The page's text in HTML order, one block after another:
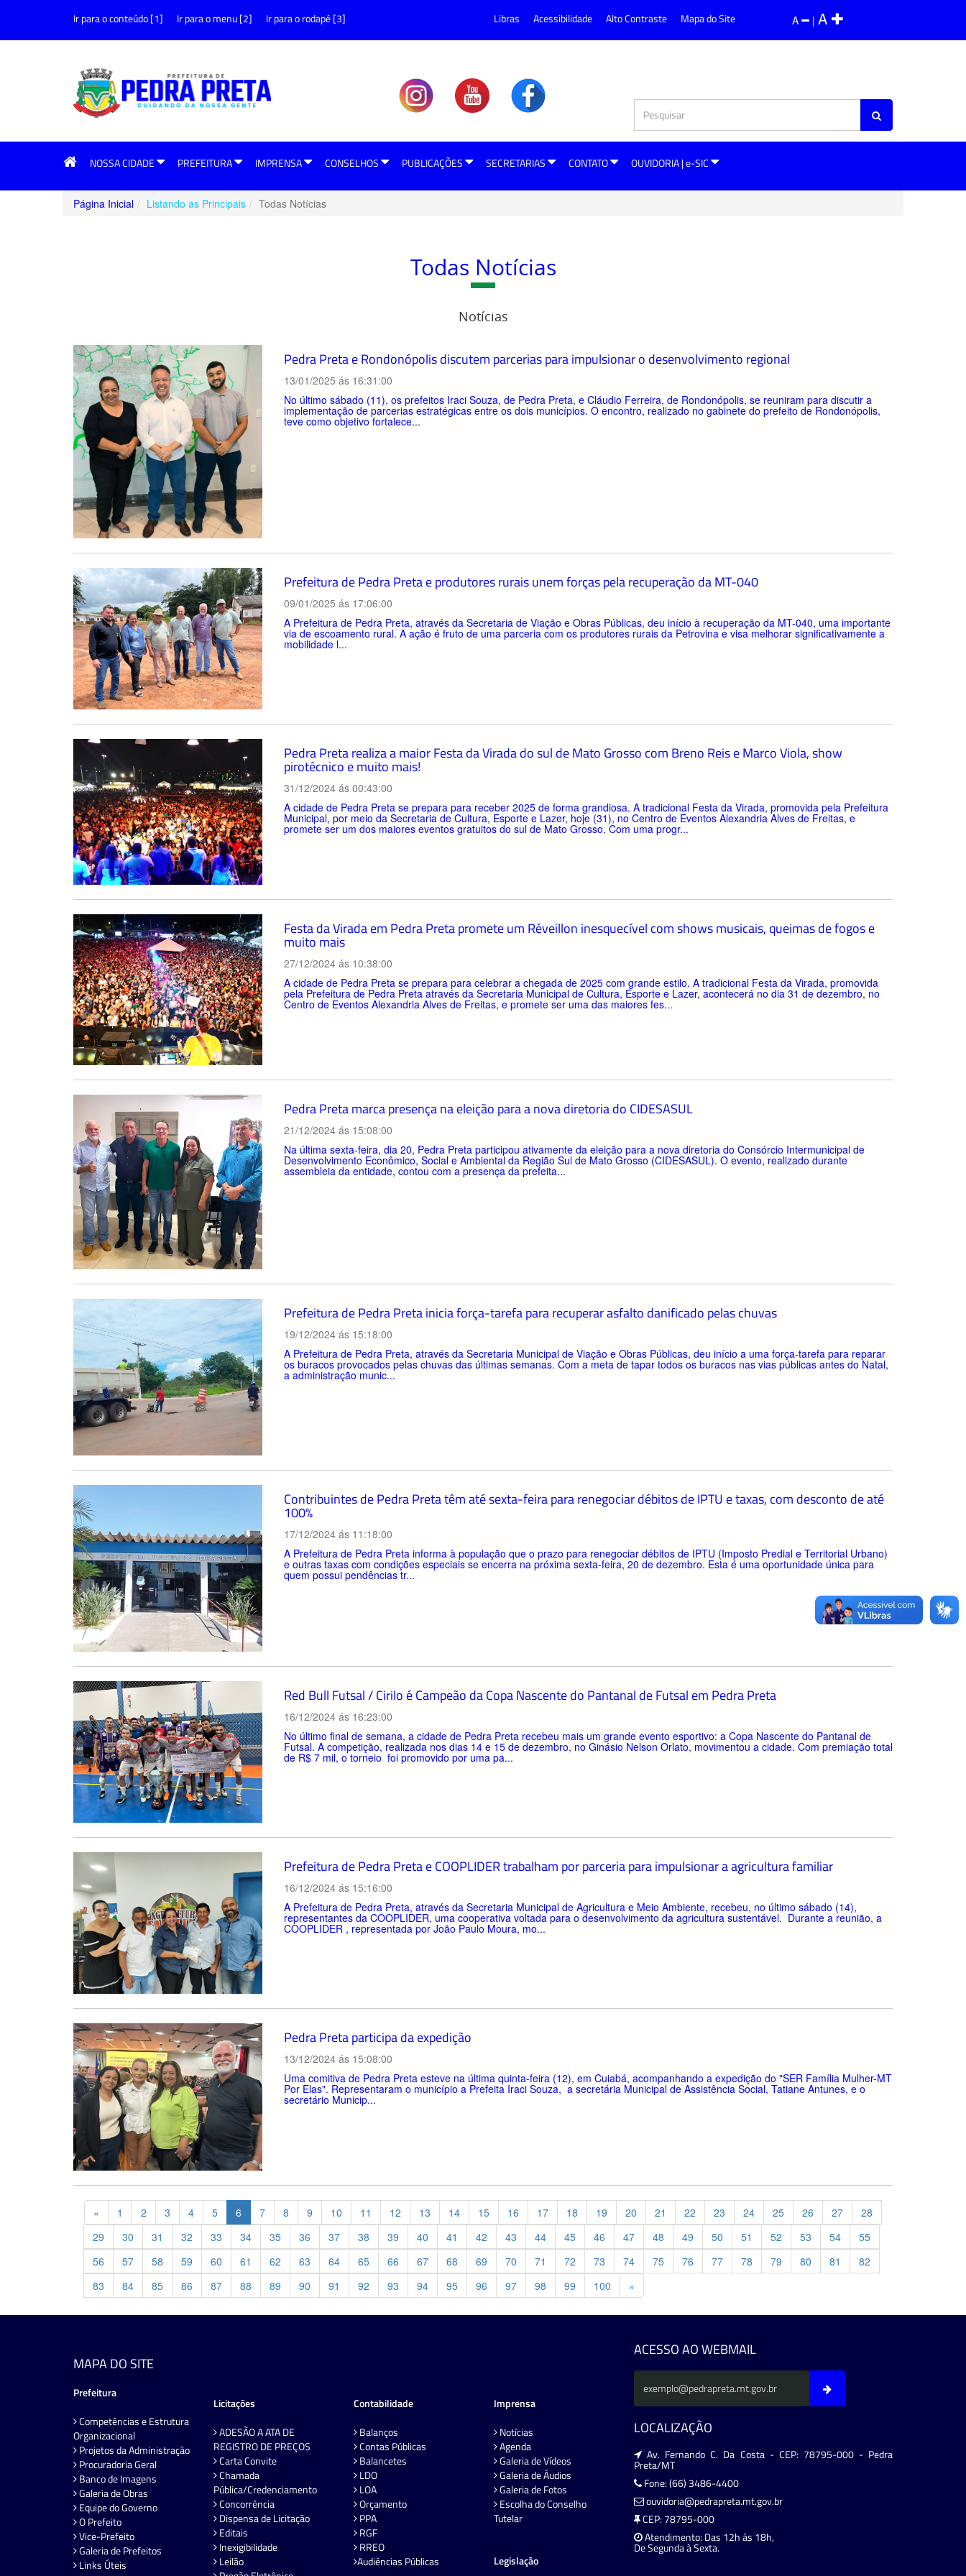
Ir para o conteúdo [1] Ir para o menu [2] Ir para o rodapé [3] A | A
Libras Acessibilidade Alto Contraste Mapa do Site
NOSSA CIDADE PREFEITURA IMPRENSA CONSELHOS PUBLICAÇÕES SECRETARIAS CONTATO OUVIDORIA | e-SIC
Página Inicial Listando as Principais Todas Notícias
Todas Notícias
Notícias
Pedra Preta e Rondonópolis discutem parcerias para impulsionar o desenvolvimento regional
13/01/2025 ás 16:31:00
No último sábado (11), os prefeitos Iraci Souza, de Pedra Preta, e Cláudio Ferreira, de Rondonópolis, se reuniram para discutir a
implementação de parcerias estratégicas entre os dois municípios. O encontro, realizado no gabinete do prefeito de Rondonópolis,
teve como objetivo fortalece...
Prefeitura de Pedra Preta e produtores rurais unem forças pela recuperação da MT-040
09/01/2025 ás 17:06:00
A Prefeitura de Pedra Preta, através da Secretaria de Viação e Obras Públicas, deu início à recuperação da MT-040, uma importante
via de escoamento rural. A ação é fruto de uma parceria com os produtores rurais da Petrovina e visa melhorar significativamente a
mobilidade l...
Pedra Preta realiza a maior Festa da Virada do sul de Mato Grosso com Breno Reis e Marco Viola, show
pirotécnico e muito mais!
31/12/2024 ás 00:43:00
A cidade de Pedra Preta se prepara para receber 2025 de forma grandiosa. A tradicional Festa da Virada, promovida pela Prefeitura
Municipal, por meio da Secretaria de Cultura, Esporte e Lazer, hoje (31), no Centro de Eventos Alexandria Alves de Freitas, e
promete ser um dos maiores eventos gratuitos do sul de Mato Grosso. Com uma progr...
Festa da Virada em Pedra Preta promete um Réveillon inesquecível com shows musicais, queimas de fogos e
muito mais
27/12/2024 ás 10:38:00
A cidade de Pedra Preta se prepara para celebrar a chegada de 2025 com grande estilo. A tradicional Festa da Virada, promovida
pela Prefeitura de Pedra Preta através da Secretaria Municipal de Cultura, Esporte e Lazer, acontecerá no dia 31 de dezembro, no
Centro de Eventos Alexandria Alves de Freitas, e promete ser uma das maiores fes...
Pedra Preta marca presença na eleição para a nova diretoria do CIDESASUL
21/12/2024 ás 15:08:00
Na última sexta-feira, dia 20, Pedra Preta participou ativamente da eleição para a nova diretoria do Consórcio Intermunicipal de
Desenvolvimento Econômico, Social e Ambiental da Região Sul de Mato Grosso (CIDESASUL). O evento, realizado durante
assembleia da entidade, contou com a presença da prefeita...
Prefeitura de Pedra Preta inicia força-tarefa para recuperar asfalto danificado pelas chuvas
19/12/2024 ás 15:18:00
A Prefeitura de Pedra Preta, através da Secretaria Municipal de Viação e Obras Públicas, deu início a uma força-tarefa para reparar
os buracos provocados pelas chuvas das últimas semanas. Com a meta de tapar todos os buracos nas vias públicas antes do Natal,
a administração munic...
Contribuintes de Pedra Preta têm até sexta-feira para renegociar débitos de IPTU e taxas, com desconto de até
100%
17/12/2024 ás 11:18:00
A Prefeitura de Pedra Preta informa à população que o prazo para renegociar débitos de IPTU (Imposto Predial e Territorial Urbano)
e outras taxas com condições especiais se encerra na próxima sexta-feira, 20 de dezembro. Esta é uma oportunidade única para
quem possui pendências tr...
Red Bull Futsal / Cirilo é Campeão da Copa Nascente do Pantanal de Futsal em Pedra Preta
16/12/2024 ás 16:23:00
No último final de semana, a cidade de Pedra Preta recebeu mais um grande evento esportivo: a Copa Nascente do Pantanal de
Futsal. A competição, realizada nos dias 14 e 15 de dezembro, no Ginásio Nelson Orlato, movimentou a cidade. Com premiação total
de R$ 7 mil, o torneio foi promovido por uma pa...
Prefeitura de Pedra Preta e COOPLIDER trabalham por parceria para impulsionar a agricultura familiar
16/12/2024 ás 15:16:00
A Prefeitura de Pedra Preta, através da Secretaria Municipal de Agricultura e Meio Ambiente, recebeu, no último sábado (14),
representantes da COOPLIDER, uma cooperativa voltada para o desenvolvimento da agricultura sustentável. Durante a reunião, a
COOPLIDER , representada por João Paulo Moura, mo...
Pedra Preta participa da expedição
13/12/2024 ás 15:08:00
Uma comitiva de Pedra Preta esteve na última quinta-feira (12), em Cuiabá, acompanhando a expedição do "SER Família Mulher-MT
Por Elas". Representaram o município a Prefeita Iraci Souza, a secretária Municipal de Assistência Social, Tatiane Antunes, e o
secretário Municip...
« Previous
1 2 3 4 5 6 7 8 9 10 11 12 13 14 15 16 17 18 19 20 21 22 23 24 25 26 27
28
29
30 31 32 33 34 35 36 37 38 39 40 41 42 43 44 45 46 47 48 49 50 51 52 53 54
55
56
57 58 59 60 61 62 63 64 65 66 67 68 69 70 71 72 73 74 75 76 77 78 79 80 81
82
83
84 85 86 87 88 89 90 91 92 93 94 95 96 97 98 99 100 »
MAPA DO SITE
Prefeitura
Competências e Estrutura
Organizacional
Projetos da Administração
Procuradoria Geral
Banco de Imagens
Galeria de Obras
Equipe do Governo
O Prefeito
Vice-Prefeito
Galeria de Prefeitos
Links Úteis
Licitações
ADESÃO A ATA DE
REGISTRO DE PREÇOS
Carta Convite
Chamada
Pública/Credenciamento
Concorrência
Dispensa de Licitação
Editais
Inexigibilidade
Leilão
Contabilidade
Balanços
Contas Públicas
Balancetes
LDO
LOA
Orçamento
PPA
RGF
RREO
Audiências Públicas
Imprensa
Notícias
Agenda
Galeria de Vídeos
Galeria de Áudios
Galeria de Fotos
Escolha do Conselho
Tutelar
Legislação
ACESSO AO WEBMAIL
LOCALIZAÇÃO
Av. Fernando C. Da Costa - CEP: 78795-000 - Pedra
Preta/MT
Fone: (66) 3486-4400
ouvidoria@pedrapreta.mt.gov.br
CEP: 78795-000
Atendimento: Das 12h às 18h,
De Segunda à Sexta.